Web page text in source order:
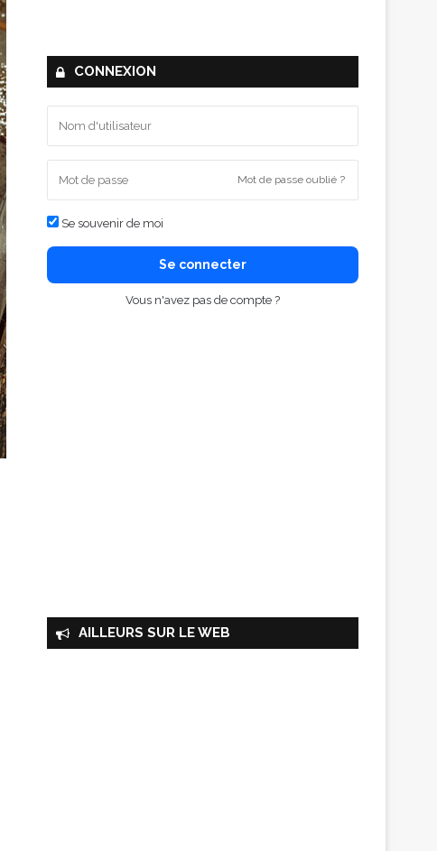
CONNEXION
Mot de passe oublié ?
Se souvenir de moi
Se connecter
Vous n'avez pas de compte ?
AILLEURS SUR LE WEB